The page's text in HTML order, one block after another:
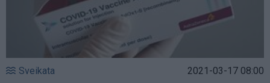
Sveikata 2021-03-17 08:00